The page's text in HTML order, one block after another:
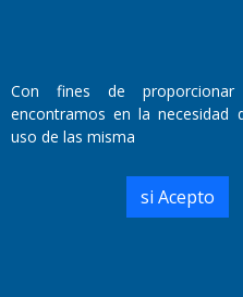
Domicilio Legal: José Ingenieros 855,
Número de Registro DNDA:
RL-2019-55551274-APN-DNDA#MJ
Con fines de
encontramos en la necesidad
uso de las misma
si Acepto